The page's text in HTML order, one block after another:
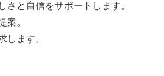
と自信をサポートします。
案。
します。